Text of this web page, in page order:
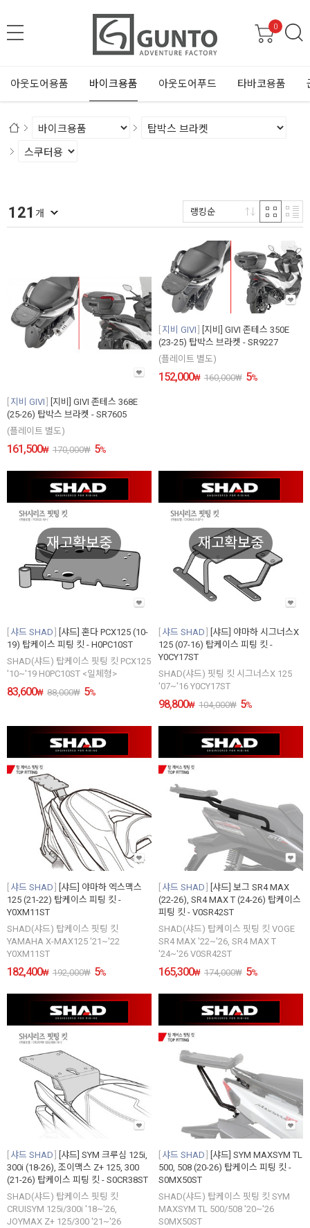
0
아웃도어용품 바이크용품 아웃도어푸드 타바코용품
121 개 랭킹순
지비 GIVI
[지비] GIVI 존테스 368E
(25-26) 탑박스 브라켓 - SR7605
(플레이트 별도)
161,500₩ 170,000₩ 5%
지비 GIVI
[지비] GIVI 존테스 350E
(23-25) 탑박스 브라켓 - SR9227
(플레이트 별도)
152,000₩ 160,000₩ 5%
재고확보중
샤드 SHAD
[샤드] 혼다 PCX125 (10-
19) 탑케이스 피팅 킷 - H0PC10ST
SHAD(샤드) 탑케이스 핏팅 킷 PCX125
'10~'19 H0PC10ST <일체형>
83,600₩ 88,000₩ 5%
재고확보중
샤드 SHAD
[샤드] 야마하 시그너스X
125 (07-16) 탑케이스 피팅 킷 -
Y0CY17ST
SHAD(샤드) 핏팅 킷 시그너스X 125
'07~'16 Y0CY17ST
98,800₩ 104,000₩ 5%
샤드 SHAD
[샤드] 야마하 엑스맥스
125 (21-22) 탑케이스 피팅 킷 -
Y0XM11ST
SHAD(샤드) 탑케이스 핏팅 킷
YAMAHA X-MAX125 '21~'22
Y0XM11ST
182,400₩ 192,000₩ 5%
샤드 SHAD
[샤드] 보그 SR4 MAX
(22-26), SR4 MAX T (24-26) 탑케이스
피팅 킷 - V0SR42ST
SHAD(샤드) 탑케이스 핏팅 킷 VOGE
SR4 MAX '22~'26, SR4 MAX T
'24~'26 V0SR42ST
165,300₩ 174,000₩ 5%
샤드 SHAD
[샤드] SYM 크루심 125i,
300i (18-26), 조이맥스 Z+ 125, 300
(21-26) 탑케이스 피팅 킷 - S0CR38ST
SHAD(샤드) 탑케이스 핏팅 킷
CRUISYM 125i/300i '18~'26,
JOYMAX Z+ 125/300 '21~'26
샤드 SHAD
[샤드] SYM MAXSYM TL
500, 508 (20-26) 탑케이스 피팅 킷 -
S0MX50ST
SHAD(샤드) 탑케이스 핏팅 킷 SYM
MAXSYM TL 500/508 '20~'26
S0MX50ST